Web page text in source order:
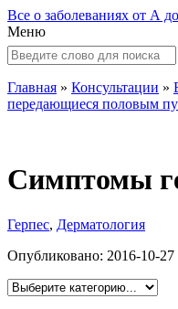
Все о заболеваниях от А
Меню
Главная » Консультации »
передающиеся половым
Симптомы
Герпес, Дерматология
Опубликовано: 2016-10-27